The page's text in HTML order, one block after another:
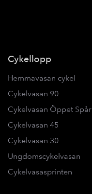
Cykellopp
Hemmavasan cykel
Cykelvasan 90
Cykelvasan Öppet Spår
Cykelvasan 45
Cykelvasan 30
Ungdomscykelvasan
Cykelvasasprinten